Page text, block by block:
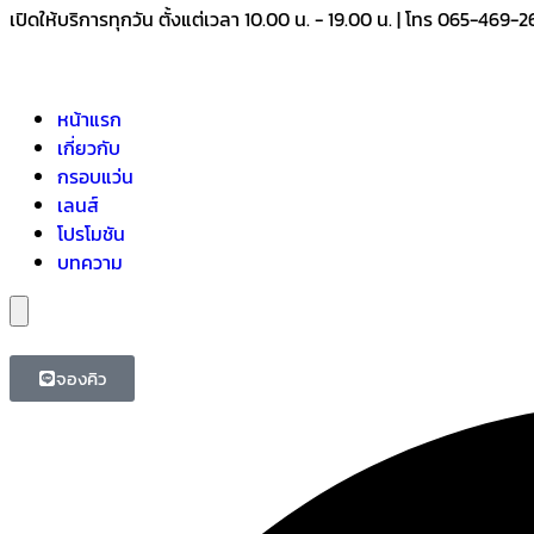
เปิดให้บริการทุกวัน ตั้งแต่เวลา 10.00 น. - 19.00 น. | โทร 065-469-
หน้าแรก
เกี่ยวกับ
กรอบแว่น
เลนส์
โปรโมชัน
บทความ
จองคิว